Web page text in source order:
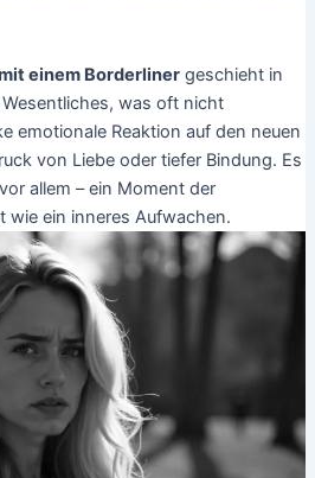
einem Borderlinergeschieht in
was oft nicht
emotionale Reaktion auf den neuen
von Liebe oder tiefer Bindung. Es
allem – ein Moment der
wie ein inneres Aufwachen.